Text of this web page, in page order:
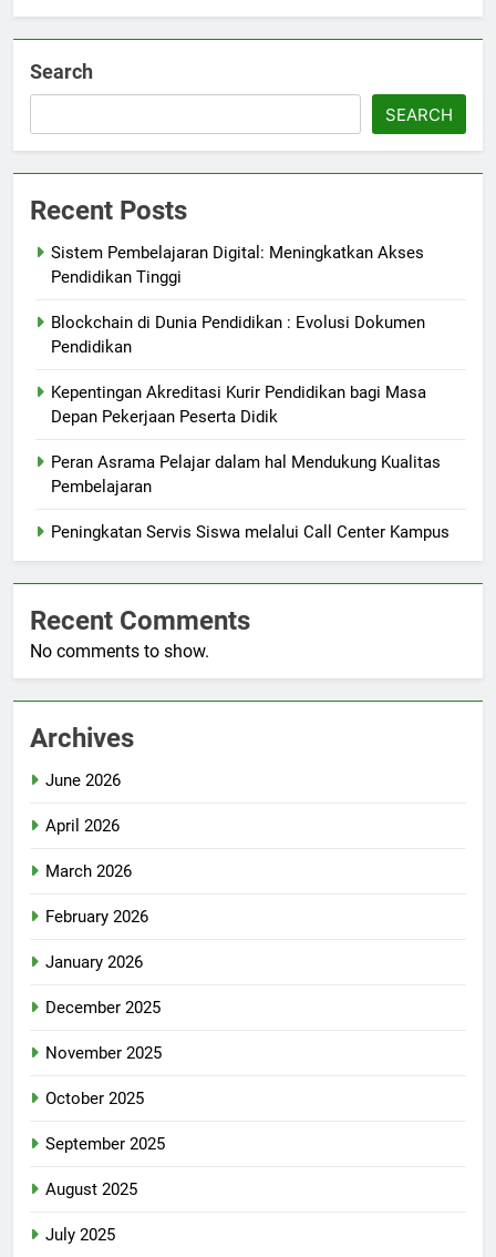
Search
SEARCH
Recent Posts
Sistem Pembelajaran Digital: Meningkatkan Akses
Pendidikan Tinggi
Blockchain di Dunia Pendidikan : Evolusi Dokumen
Pendidikan
Kepentingan Akreditasi Kurir Pendidikan bagi Masa
Depan Pekerjaan Peserta Didik
Peran Asrama Pelajar dalam hal Mendukung Kualitas
Pembelajaran
Peningkatan Servis Siswa melalui Call Center Kampus
Recent Comments
No comments to show.
Archives
June 2026
April 2026
March 2026
February 2026
January 2026
December 2025
November 2025
October 2025
September 2025
August 2025
July 2025